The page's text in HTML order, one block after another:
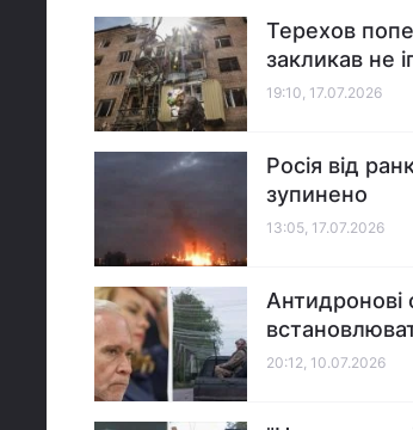
Терехов
закликав не
19:10, 17.07.2026
Росія від
зупинено
13:05, 17.07.2026
Антидронові
20:12, 10.07.2026